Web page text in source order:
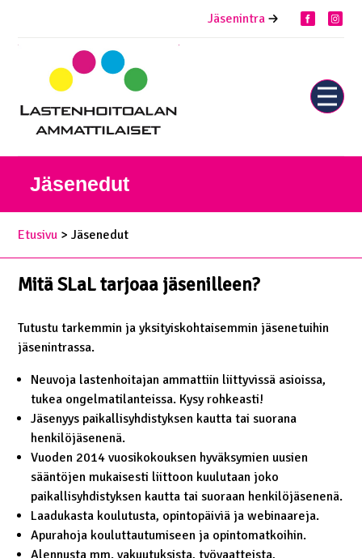
Jäsenintra facebook
piilota
Jäsenedut
Etusivu > Jäsenedut
Mitä SLaL tarjoaa jäsenilleen?
Tutustu tarkemmin ja yksityiskohtaisemmin jäsenetuihin
jäsenintrassa.
Neuvoja lastenhoitajan ammattiin liittyvissä asioissa,
tukea ongelmatilanteissa. Kysy rohkeasti!
Jäsenyys paikallisyhdistyksen kautta tai suorana
henkilöjäsenenä.
Vuoden 2014 vuosikokouksen hyväksymien uusien
sääntöjen mukaisesti liittoon kuulutaan joko
paikallisyhdistyksen kautta tai suoraan henkilöjäsenenä.
Laadukasta koulutusta, opintopäiviä ja webinaareja.
Apurahoja kouluttautumiseen ja opintomatkoihin.
Alennusta mm. vakuutuksista, työvaatteista,